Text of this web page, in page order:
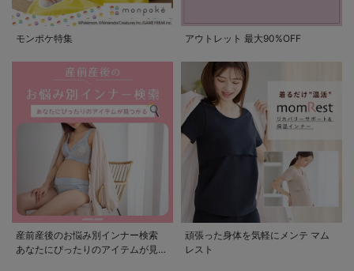
モンポケ特集 アウトレット 最大90%OFF
産前産後のお悩み別インナー検索
あなたにぴったりのアイテムが見つ
頑張った身体を気軽にメンテ マム
レスト